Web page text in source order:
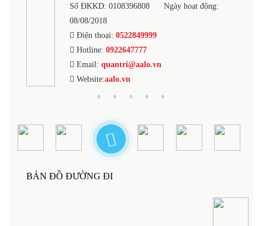
Số ĐKKD: 0108396808
Ngày hoạt động:
08/08/2018
Điện thoại:0522849999
Hotline:0922647777
Email:quantri@aalo.vn
Website:aalo.vn
BẢN ĐỒ ĐƯỜNG ĐI